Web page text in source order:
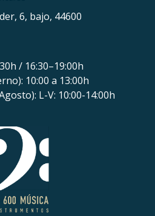
6, bajo, 44600
/ 16:30–19:00h
10:00 a 13:00h
L-V: 10:00-14:00h